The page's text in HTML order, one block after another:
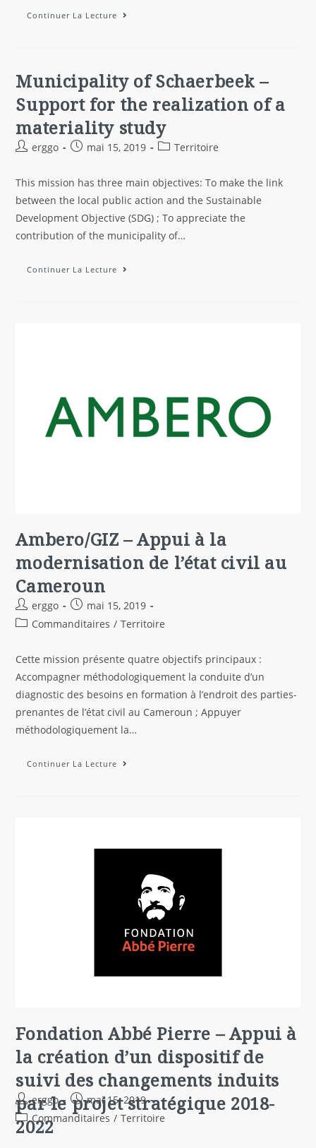
Continuer La Lecture
Municipality of Schaerbeek –
Support for the realization of a
materiality study
erggo mai 15, 2019 Territoire
This mission has three main objectives: To make the link
between the local public action and the Sustainable
Development Objective (SDG) ; To appreciate the
contribution of the municipality of…
Continuer La Lecture
Ambero/GIZ – Appui à la
modernisation de l’état civil au
Cameroun
erggo
mai 15, 2019
Commanditaires / Territoire
Cette mission présente quatre objectifs principaux :
Accompagner méthodologiquement la conduite d’un
diagnostic des besoins en formation à l’endroit des parties-
prenantes de l’état civil au Cameroun ; Appuyer
méthodologiquement la…
Continuer La Lecture
Fondation Abbé Pierre – Appui à
la création d’un dispositif de
suivi des changements induits
par le projet stratégique 2018-
2022
erggo
mai 15, 2019
Commanditaires / Territoire